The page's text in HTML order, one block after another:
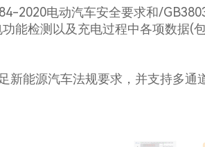
电动汽车安全要求和/
能检测以及充电过程中各项数据(
能源汽车法规要求，并支持多通